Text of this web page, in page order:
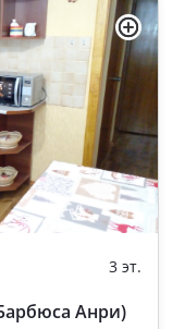
3 эт.
Анри)